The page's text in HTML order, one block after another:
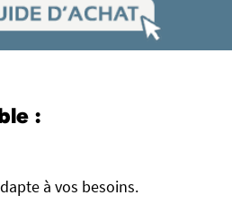
:
à vos besoins.